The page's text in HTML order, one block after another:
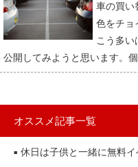
車の買い
色をチョ
こう多
公開してみようと思います。
オススメ記事一覧
■ 休日は子供と一緒に無料